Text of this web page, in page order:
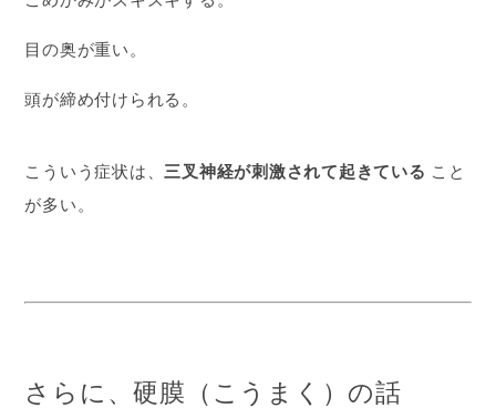
目の奥が重い。
頭が締め付けられる。
こういう症状は、 三叉神経が刺激されて起きている こと
が多い。
さらに、硬膜（こうまく）の話